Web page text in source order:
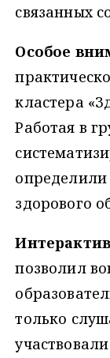
связанных
Особое
кластера
Работая в
здорового
позволил
только